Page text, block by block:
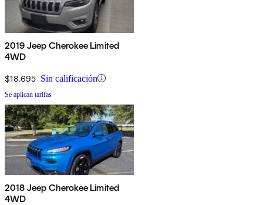
2019 Jeep Cherokee Limited
4WD
$18,695 Sin calificación
Se aplican tarifas
2018 Jeep Cherokee Limited
4WD